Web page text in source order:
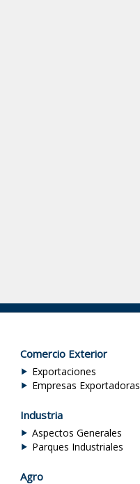
Comercio Exterior
Exportaciones
Empresas Exportadoras
Industria
Aspectos Generales
Parques Industriales
Agro